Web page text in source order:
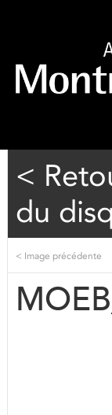
<
du
< Image précédente